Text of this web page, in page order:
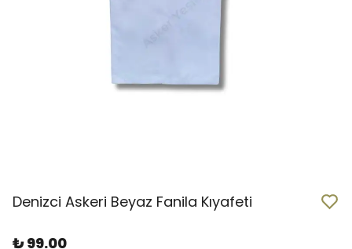
Denizci Askeri Beyaz Fanila Kıyafeti
₺ 99.00